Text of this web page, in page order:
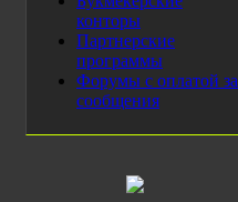
конторы
Партнерские
программы
Форумы с оплатой за
сообщения